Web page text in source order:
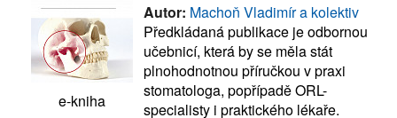
e-kniha
Autor: Machoň Vladimír a kolektiv
Předkládaná publikace je odbornou
učebnicí, která by se měla stát
plnohodnotnou příručkou v praxi
stomatologa, popřípadě ORL-
specialisty i praktického lékaře.